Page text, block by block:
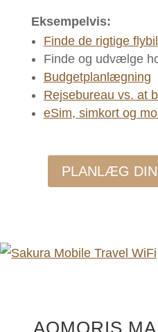
Eksempelvis:
Finde de rigtige
Finde og udvælge
Budgetplanlægning
Rejsebureau vs. at
eSim, simkort og
PLANLÆG
AOMORIS